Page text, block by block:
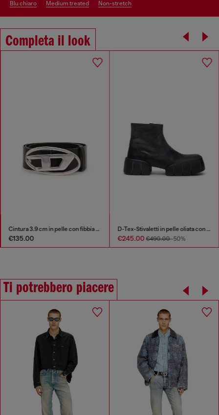
blu chiaro medium treated non-stretch
Completa il look
Cintura 3.9 cm in pelle con fibbia a D
€135.00
D-Tex-Stivaletti in pelle oliata con suola divisa
€245.00€490.00-50%
Ti potrebbero piacere